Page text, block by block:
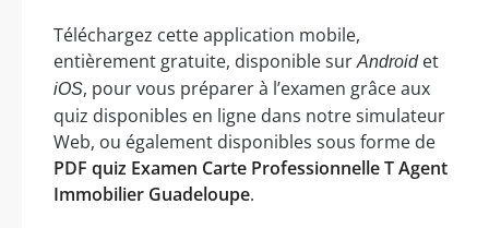
Téléchargez cette application mobile,
entièrement gratuite, disponible surAndroidet
iOS, pour vous préparer à l’examen grâce aux
quiz disponibles en ligne dans notre simulateur
Web, ou également disponibles sous forme de
PDF quiz Examen Carte Professionnelle T Agent
Immobilier Guadeloupe.